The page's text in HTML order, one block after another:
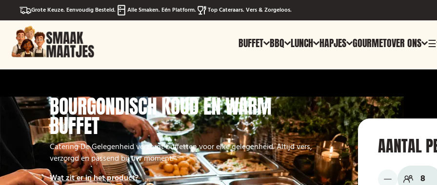
Grote Keuze. Eenvoudig Besteld. Alle Smaken. Eén Platform. Top Cateraars. Vers & Zorgeloos.
BUFFET BBQ LUNCH HAPJES GOURMETOVER ONS ☰
BOURGONDISCH KOUD EN WARM
BUFFET
Catering De Gelegenheid verzorgt buffetten voor elke gelegenheid. Altijd vers,
verzorgd en passend bij uw moment.
Wat zit er in het product?
AANTAL